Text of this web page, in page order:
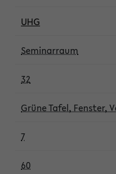
UHG
Seminarraum
32
Grüne Tafel, Fenster,
7
60